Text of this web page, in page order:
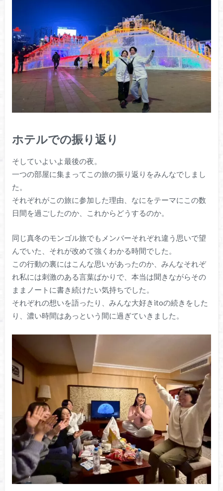
ホテルでの振り返り
そしていよいよ最後の夜。
一つの部屋に集まってこの旅の振り返りをみんなでしまし
た。
それぞれがこの旅に参加した理由、なにをテーマにこの数
日間を過ごしたのか、これからどうするのか。
同じ真冬のモンゴル旅でもメンバーそれぞれ違う思いで望
んでいた、それが改めて強くわかる時間でした。
この行動の裏にはこんな思いがあったのか、みんなそれぞ
れ私には刺激のある言葉ばかりで、本当は聞きながらその
ままノートに書き続けたい気持ちでした。
それぞれの想いを語ったり、みんな大好きitoの続きをした
り、濃い時間はあっという間に過ぎていきました。